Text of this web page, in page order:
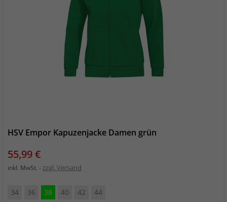
HSV Empor Kapuzenjacke Damen grün
Preis
55,99 €
inkl. MwSt. zzgl. Versand
34 36 38 40 42 44